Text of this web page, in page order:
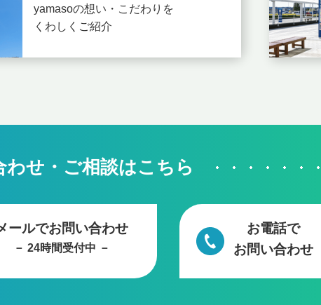
yamasoの想い・こだわりを
くわしくご紹介
わせ・ご相談はこちら
ールでお問い合わせ
－ 24時間受付中 －
お電話で
お問い合わせ